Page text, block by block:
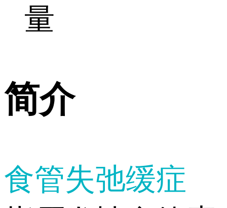
量
简介
食管失弛缓症